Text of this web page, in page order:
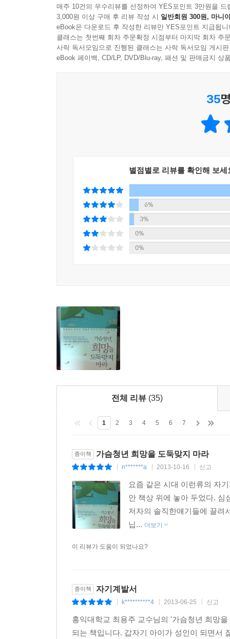
여기, 인생 이모작 시대의 희망이 있습니다.
여기, 교권이 문제되는 시대의 희망이 있습니다.
여기, 청년 삼무육무(三無六無)시대의 희망이 있습
여기, 희망을 도둑맞지 않는 희망이 있습니다.
커뮤니케이션학과에서 11년 만에 박사학위를
여기, 한 사람이 있다. 대학은 삼수로 이류대학
그는 인생의 시작에서 방황하고 고민하는 20대
뒤쳐져 출발했지만 오히려 이름 없는 신설학과를
이렇듯 그의 삶은 우리사회의 정석코스를 밟은
두려워하지 마라”라고 말한다.
청년실업, 인생 이모작 시대를 살아내는 가슴청년
흔들림 없이 나아가라. 두려움 없이 도전하라!
그의 학과는 청년실업이 없다. 저자는 책상 앞
없이 나아가라 한다. 자신감을 가지고, 실패를
우리는 늘 성공한 사람들의 이야기를 듣고 읽는
못해서다. 열정은 삶의 힘이고 능력이다. 이 책을
매주 10건의 우수리뷰를 선정하여 YES포인트 3만원을 드
3,000원 이상 구매 후 리뷰 작성 시 일반회원 300원, 마니
eBook은 다운로드 후 작성한 리뷰만 YES포인트 지급됩니
클래스는 첫번째 회차 주문확정 시점부터 마지막 회차 주
사락 독서모임으로 진행된 클래스는 사락 독서모임 게시
eBook 페이백, CD/LP, DVD/Blu-ray, 패션 및 판매금지 상
35
별점별로 리뷰를 확인해 보세
6%
3%
0%
0%
전체 리뷰 (35)
1 2 3 4 5 6 7
종이책 가슴청년 희망을 도둑맞지 마라
n*******a 2013-10-16 신고
요즘 같은 시대 이런류의 자
안 책상 위에 놓아 두었다. 심
저자의 솔직한얘기들에 끌려
닙... 더보기
이 리뷰가 도움이 되었나요?
종이책 자기계발서
k**********4 2013-06-25 신고
홍익대학교 최용주 교수님의 '가슴청년 희망
되는 책입니다. 갑자기 아이가 성인이 되면서